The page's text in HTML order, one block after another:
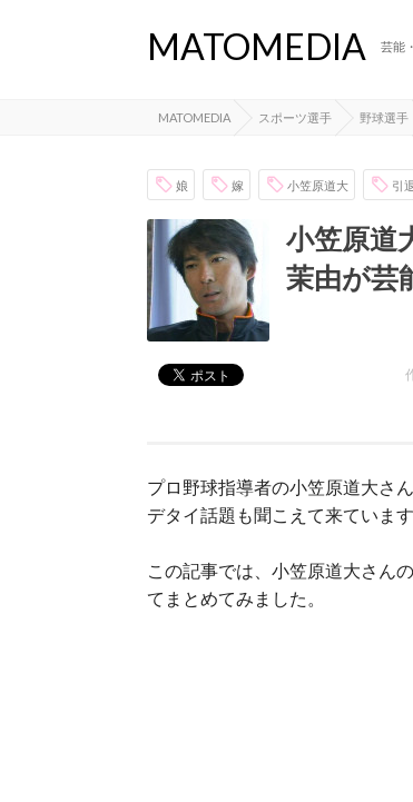
MATOMEDIA 芸能
MATOMEDIA スポーツ選手 野球選手
娘 嫁 小笠原道大 引
小笠原道
茉由が芸
プロ野球指導者の小笠原道大さ
デタイ話題も聞こえて来ています
この記事では、小笠原道大さん
てまとめてみました。